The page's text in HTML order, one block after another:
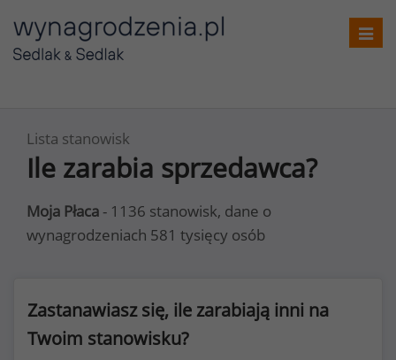
Lista stanowisk
Ile zarabia sprzedawca?
Moja Płaca - 1136 stanowisk, dane o
wynagrodzeniach 581 tysięcy osób
Zastanawiasz się, ile zarabiają inni na
Twoim stanowisku?